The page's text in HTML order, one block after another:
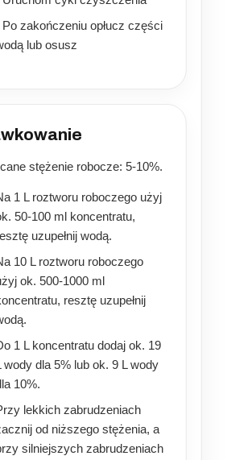
Po zakończeniu opłucz części
lub osusz
stężenie robocze: 5-10%.
1 L roztworu roboczego użyj
50-100 ml koncentratu,
uzupełnij wodą.
10 L roztworu roboczego
ok. 500-1000 ml
resztę uzupełnij
1 L koncentratu dodaj ok. 19
wody dla 5% lub ok. 9 L wody
10%.
lekkich zabrudzeniach
od niższego stężenia, a
silniejszych zabrudzeniach